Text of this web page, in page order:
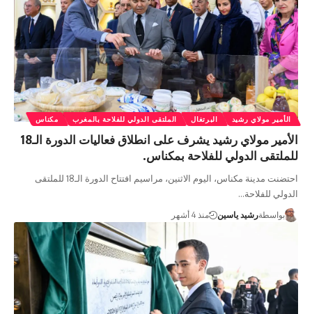
الأمير مولاي رشيد البرتغال الملتقى الدولي للفلاحة بالمغرب مكناس
الأمير مولاي رشيد يشرف على انطلاق فعاليات الدورة الـ18
للملتقى الدولي للفلاحة بمكناس.
احتضنت مدينة مكناس، اليوم الاثنين، مراسيم افتتاح الدورة الـ18 للملتقى
الدولي للفلاحة…
بواسطةرشيد ياسين منذ 4 أشهر